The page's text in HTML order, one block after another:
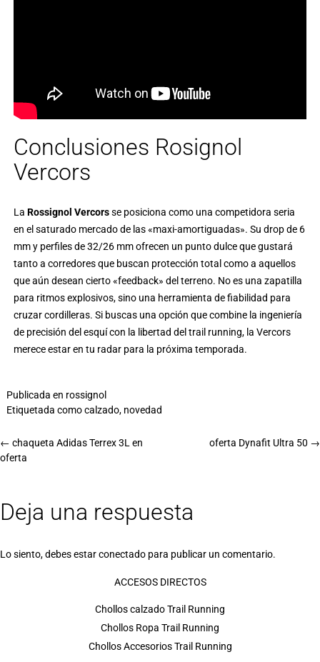
Conclusiones Rosignol
Vercors
La Rossignol Vercorsse posiciona como una competidora seria
en el saturado mercado de las «maxi-amortiguadas». Su drop de 6
mm y perfiles de 32/26 mm ofrecen un punto dulce que gustará
tanto a corredores que buscan protección total como a aquellos
que aún desean cierto «feedback» del terreno. No es una zapatilla
para ritmos explosivos, sino una herramienta de fiabilidad para
cruzar cordilleras. Si buscas una opción que combine la ingeniería
de precisión del esquí con la libertad del trail running, la Vercors
merece estar en tu radar para la próxima temporada.
Publicada en rossignol
Etiquetada comocalzado, novedad
oferta Dynafit Ultra 50 →
← chaqueta Adidas Terrex 3L en
oferta
Deja una respuesta
Lo siento, debes estarconectado para publicar un comentario.
ACCESOS DIRECTOS
Chollos calzado Trail Running
Chollos Ropa Trail Running
Chollos Accesorios Trail Running